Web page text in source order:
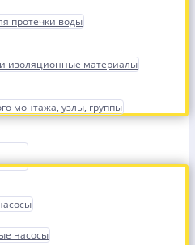
протечки воды
изоляционные материалы
монтажа, узлы, группы
насосы